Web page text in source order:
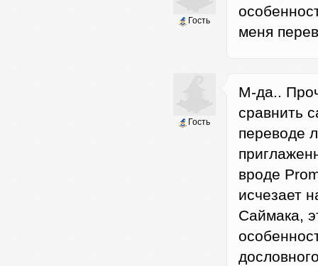
Гость
меня
Гость
М-да..
сравнить
переводе
вроде
исчезает
Саймака,